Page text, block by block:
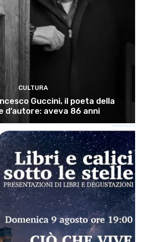
CULTURA
Guccini, il poeta della
d’autore: aveva 86 anni